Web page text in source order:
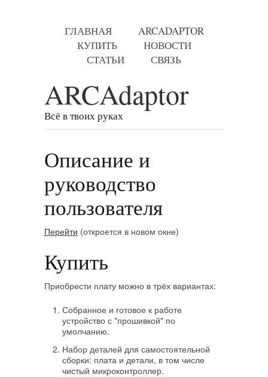
ГЛАВНАЯ
ARCADAPTOR
КУПИТЬ
НОВОСТИ
СТАТЬИ
СВЯЗЬ
ARCAdaptor
Всё в твоих руках
Описание и
руководство
пользователя
Перейти (откроется в новом окне)
Купить
Приобрести плату можно в трёх вариантах:
Собранное и готовое к работе
устройство с "прошивкой" по
умолчанию.
Набор деталей для самостоятельной
сборки: плата и детали, в том числе
чистый микроконтроллер.